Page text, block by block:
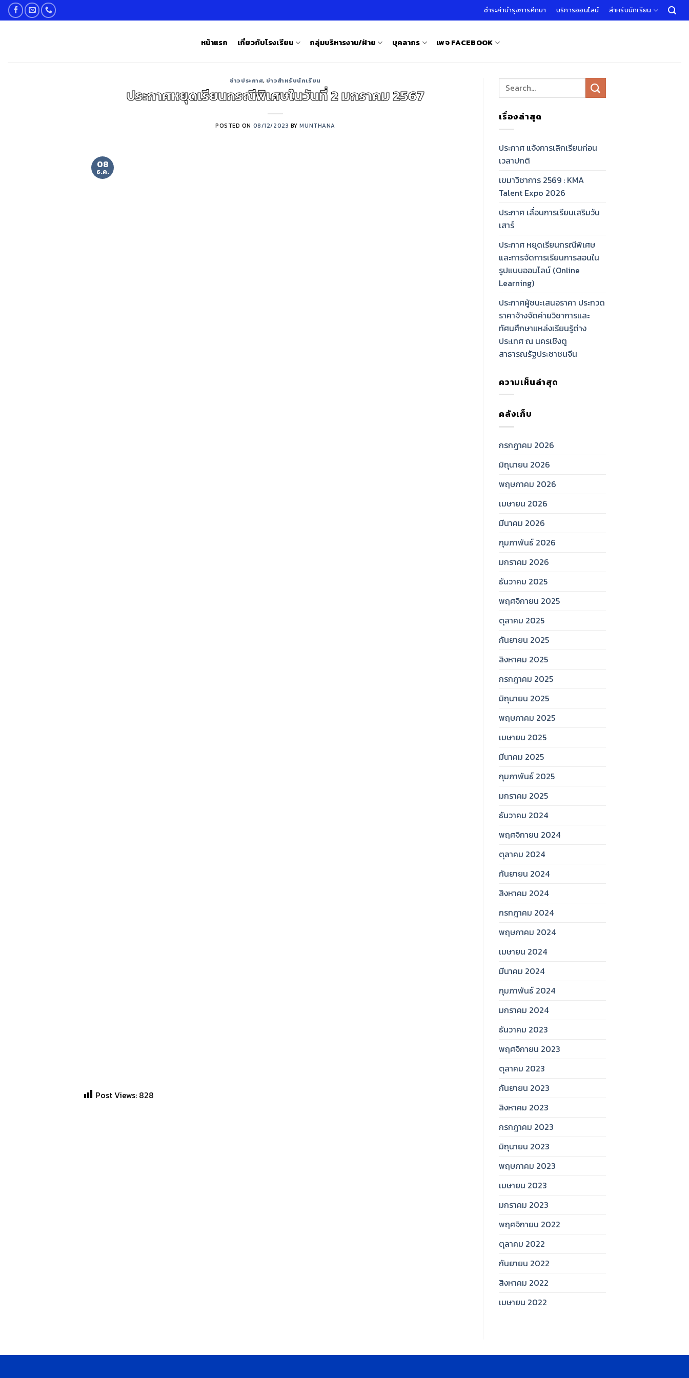
Skip
to
ชำระค่าบำรุงการศึกษา บริการออนไลน์ สำหรับนักเรียน
หน้าแรก เกี่ยวกับโรงเรียน กลุ่มบริหารงาน/ฝ่าย บุคลากร เพจ FACEBOOK
ข่าวประกาศ, ข่าวสำหรับนักเรียน
ประกาศหยุดเรียนกรณีพิเศษในวันที่ 2 มกราคม 2567
POSTED ON 08/12/2023 BYMUNTHANA
08
ธ.ค.
Post Views: 828
เรื่องล่าสุด
ประกาศ แจ้งการเลิกเรียนก่อน
เวลาปกติ
เขมาวิชาการ 2569 : KMA
Talent Expo 2026
ประกาศ เลื่อนการเรียนเสริมวัน
เสาร์
ประกาศ หยุดเรียนกรณีพิเศษ
และการจัดการเรียนการสอนใน
รูปแบบออนไลน์ (Online
Learning)
ประกาศผู้ชนะเสนอราคา ประกวด
ราคาจ้างจัดค่ายวิชาการและ
ทัศนศึกษาแหล่งเรียนรู้ต่าง
ประเทศ ณ นครเชิงตู
สาธารณรัฐประชาชนจีน
ความเห็นล่าสุด
คลังเก็บ
กรกฎาคม 2026
มิถุนายน 2026
พฤษภาคม 2026
เมษายน 2026
มีนาคม 2026
กุมภาพันธ์ 2026
มกราคม 2026
ธันวาคม 2025
พฤศจิกายน 2025
ตุลาคม 2025
กันยายน 2025
สิงหาคม 2025
กรกฎาคม 2025
มิถุนายน 2025
พฤษภาคม 2025
เมษายน 2025
มีนาคม 2025
กุมภาพันธ์ 2025
มกราคม 2025
ธันวาคม 2024
พฤศจิกายน 2024
ตุลาคม 2024
กันยายน 2024
สิงหาคม 2024
กรกฎาคม 2024
พฤษภาคม 2024
เมษายน 2024
มีนาคม 2024
กุมภาพันธ์ 2024
มกราคม 2024
ธันวาคม 2023
พฤศจิกายน 2023
ตุลาคม 2023
กันยายน 2023
สิงหาคม 2023
กรกฎาคม 2023
มิถุนายน 2023
พฤษภาคม 2023
เมษายน 2023
มกราคม 2023
พฤศจิกายน 2022
ตุลาคม 2022
กันยายน 2022
สิงหาคม 2022
เมษายน 2022